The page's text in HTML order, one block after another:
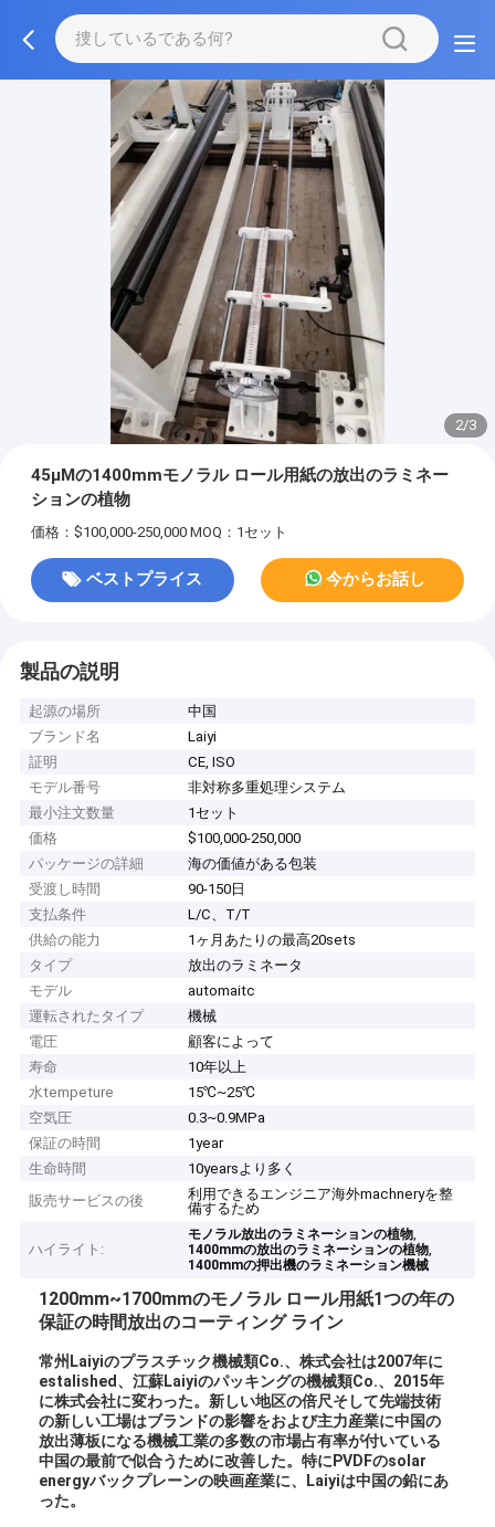
2/3
45μMの1400mmモノラル ロール用紙の放出のラミネー
ションの植物
価格：$100,000-250,000 MOQ：1セット
ベストプライス 今からお話し
製品の説明
起源の場所
中国
ブランド名
Laiyi
証明
CE, ISO
モデル番号
非対称多重処理システム
最小注文数量
1セット
価格
$100,000-250,000
パッケージの詳細
海の価値がある包装
受渡し時間
90-150日
支払条件
L/C、T/T
供給の能力
1ヶ月あたりの最高20sets
タイプ
放出のラミネータ
モデル
automaitc
運転されたタイプ
機械
電圧
顧客によって
寿命
10年以上
水tempeture
15℃~25℃
空気圧
0.3~0.9MPa
保証の時間
1year
生命時間
10yearsより多く
販売サービスの後
利用できるエンジニア海外machneryを整
備するため
ハイライト:
モノラル放出のラミネーションの植物,
1400mmの放出のラミネーションの植物,
1400mmの押出機のラミネーション機械
1200mm~1700mmのモノラル ロール用紙1つの年の
保証の時間放出のコーティング ライン
常州Laiyiのプラスチック機械類Co.、株式会社は2007年に
estalished、江蘇Laiyiのパッキングの機械類Co.、2015年
に株式会社に変わった。新しい地区の倍尺そして先端技術
の新しい工場はブランドの影響をおよび主力産業に中国の
放出薄板になる機械工業の多数の市場占有率が付いている
中国の最前で似合うために改善した。特にPVDFのsolar
energyバックプレーンの映画産業に、Laiyiは中国の鉛にあ
った。